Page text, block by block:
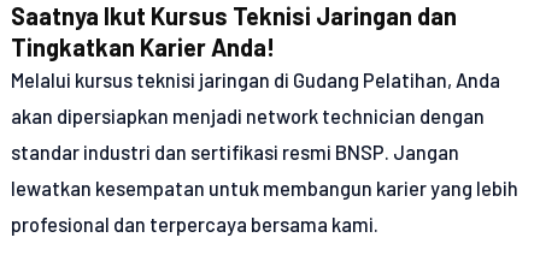
Saatnya Ikut Kursus Teknisi Jaringan dan
Tingkatkan Karier Anda!
Melalui kursus teknisi jaringan di Gudang Pelatihan, Anda
akan dipersiapkan menjadi network technician dengan
standar industri dan sertifikasi resmi BNSP. Jangan
lewatkan kesempatan untuk membangun karier yang lebih
profesional dan terpercaya bersama kami.